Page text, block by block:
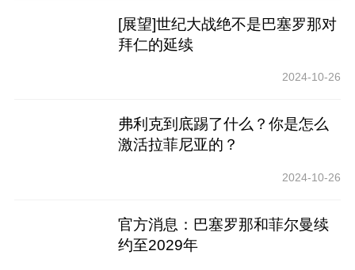
[展望]世纪大战绝不是巴塞罗那对
拜仁的延续
2024-10-26
弗利克到底踢了什么？你是怎么
激活拉菲尼亚的？
2024-10-26
官方消息：巴塞罗那和菲尔曼续
约至2029年